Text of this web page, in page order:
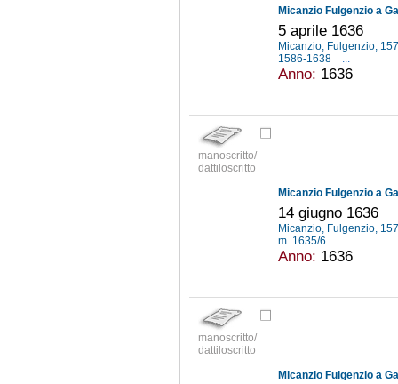
Micanzio Fulgenzio a
5 aprile 1636
Micanzio, Fulgenzio,
1586-1638
...
Anno: 1636
manoscritto/
dattiloscritto
Micanzio Fulgenzio a
14 giugno 1636
Micanzio, Fulgenzio,
m. 1635/6
...
Anno: 1636
manoscritto/
dattiloscritto
Micanzio Fulgenzio a